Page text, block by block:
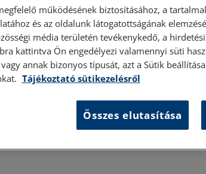
működésének biztosításához, a
és az oldalunk látogatottságának
média területén tevékenykedő, a
kattintva Ön engedélyezi valamennyi süti
annak bizonyos típusát, azt a Sütik
Tájékoztató sütikezelésről
Összes elutasítása